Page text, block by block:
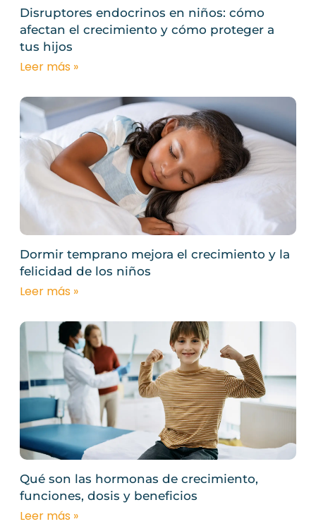
Disruptores endocrinos en niños: cómo
afectan el crecimiento y cómo proteger a
tus hijos
Leer más »
Dormir temprano mejora el crecimiento y la
felicidad de los niños
Leer más »
Qué son las hormonas de crecimiento,
funciones, dosis y beneficios
Leer más »